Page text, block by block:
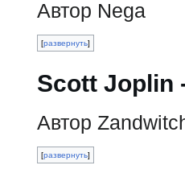
Автор Nega
развернуть
Scott Joplin
Автор
развернуть